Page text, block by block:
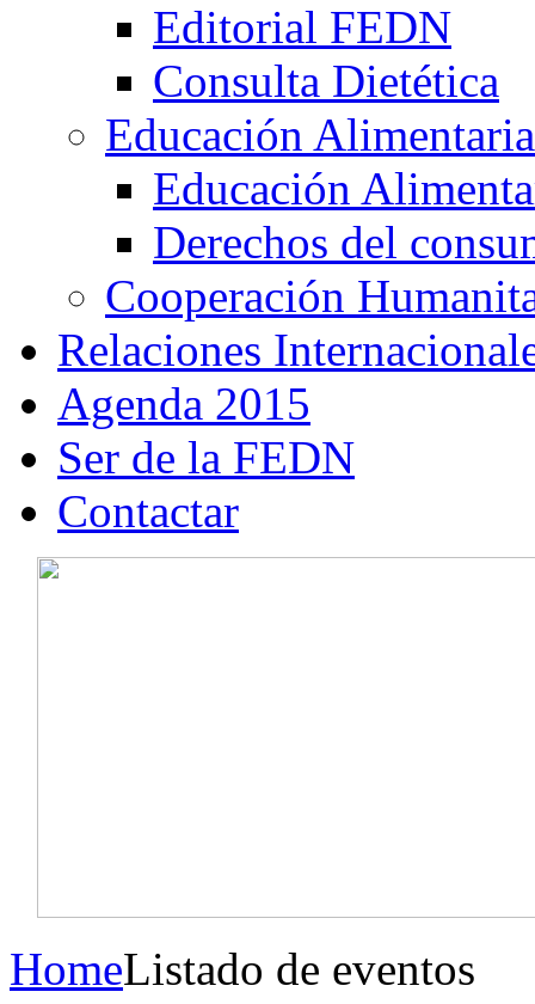
Editorial FEDN
Consulta Dietética
Educación Alimentaria
Educación
Derechos del
Cooperación
Relaciones
Agenda 2015
Ser de la FEDN
Contactar
HomeListado de eventos